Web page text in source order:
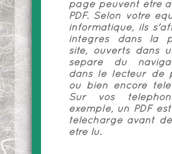
page peuvent être
PDF. Selon votre
informatique, ils
intégrés dans la
site, ouverts dans
séparé du
dans le lecteur de
ou bien encore
Sur vos
exemple, un PDF
téléchargé avant
être lu.